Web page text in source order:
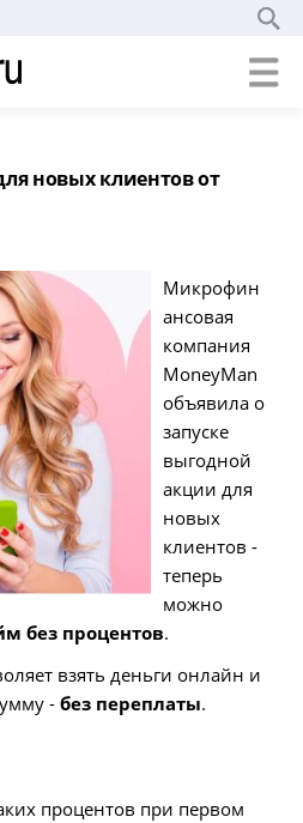
новых клиентов от
Микрофин
ансовая
компания
MoneyMan
объявила о
запуске
выгодной
акции для
новых
клиентов -
теперь
можно
без процентов.
взять деньги онлайн и
-без переплаты.
процентов при первом